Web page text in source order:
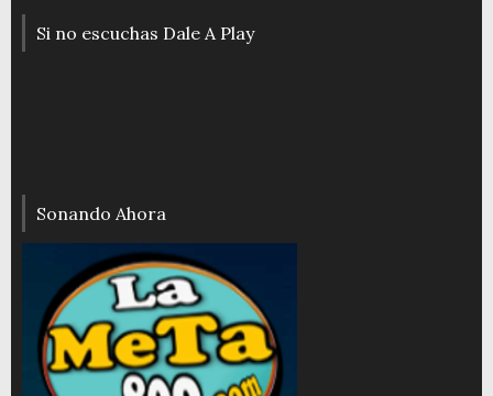
Si no escuchas Dale A Play
Sonando Ahora